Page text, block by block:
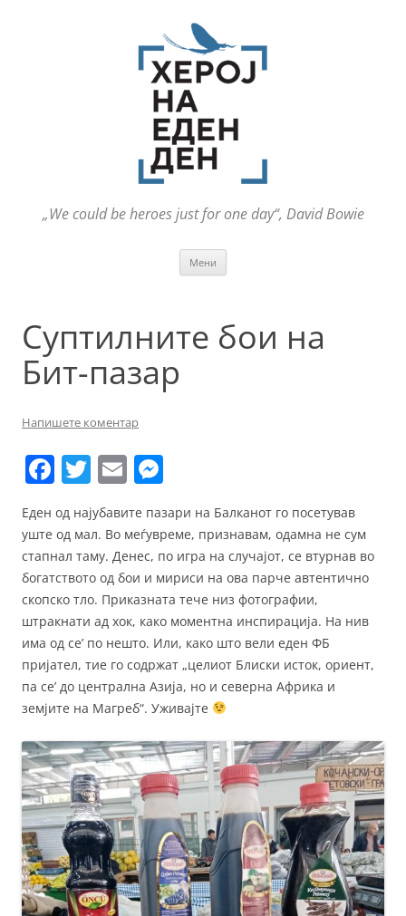
„We could be heroes just for one day“, David Bowie
Мени
Суптилните бои на
Бит-пазар
Напишете коментар
F
c
e
b
o
o
k
T
w
itt
er
E
ai
l
ss
e
n
g
er
Еден од најубавите пазари на Балканот го посетував
уште од мал. Во меѓувреме, признавам, одамна не сум
стапнал таму. Денес, по игра на случајот, се втурнав во
богатството од бои и мириси на ова парче автентично
скопско тло. Приказната тече низ фотографии,
штракнати ад хок, како моментна инспирација. На нив
има од се’ по нешто. Или, како што вели еден ФБ
пријател, тие го содржат „целиот Блиски исток, ориент,
па се’ до централна Азија, но и северна Африка и
земјите на Магреб“. Уживајте